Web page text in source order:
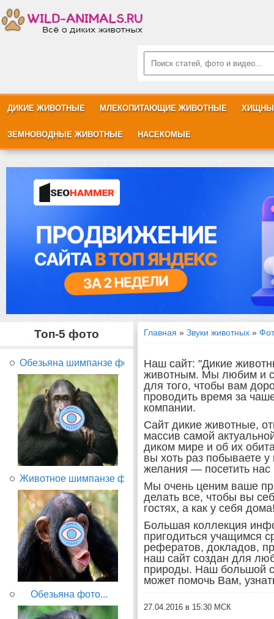
ДИКИЕ ЖИВОТНЫЕ МЛЕКОПИТАЮЩИЕ ЖИВОТНЫЕ
ЗЕМНОВОДНЫЕ ЖИВОТНЫЕ НАСЕКОМЫЕ
Топ-5 фото
Обезьяна шимпанзе фото...
Животное шимпанзе фото...
Обезьяна фото...
Главная »Звуки животных »
Наш сайт: "Дикие
животным. Мы любим и
для того, чтобы вам
проводить время за
компании.
Сайт дикие животные,
массив самой
диком мире и об их
вы хоть раз побываете у
желания — посетить нас
Мы очень ценим ваше
делать все, чтобы вы
гостях, а как у себя
Большая коллекция
пригодиться учащимся
рефератов, докладов,
наш сайт создан для
природы. Наш большой
может помочь Вам,
27.04.2016 в 15:30 МСК